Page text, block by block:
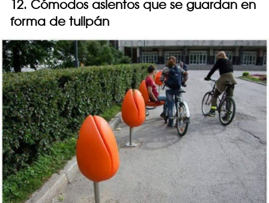
12. Cómodos asientos que se guardan en
forma de tulipán